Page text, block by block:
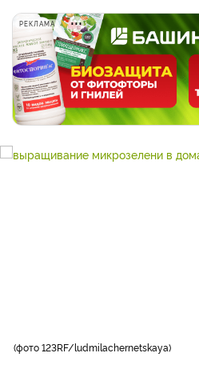
РЕКЛАМА
фото 123RF/ludmilachernetskaya